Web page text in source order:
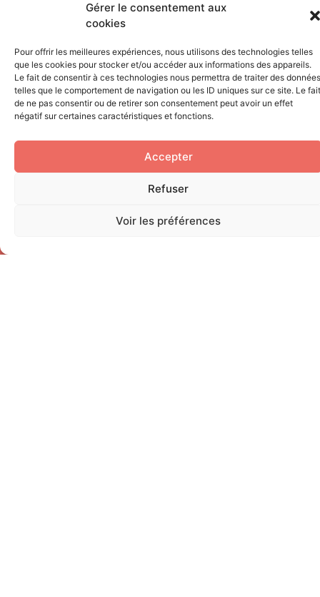
Gérer le consentement aux
cookies
Pour offrir les meilleures expériences, nous utilisons des technologies telles
que les cookies pour stocker et/ou accéder aux informations des appareils.
Le fait de consentir à ces technologies nous permettra de traiter des données
telles que le comportement de navigation ou les ID uniques sur ce site. Le fait
de ne pas consentir ou de retirer son consentement peut avoir un effet
négatif sur certaines caractéristiques et fonctions.
Accepter
Refuser
Voir les préférences
NEWSLETTER
Inscrivez-vous à notre newsletter pour recevoir
directement toute notre actualité